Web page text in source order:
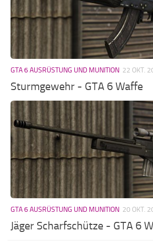
GTA 6 AUSRÜSTUNG UND MUNITION 22 OKT.
Sturmgewehr - GTA 6 Waffe
GTA 6 AUSRÜSTUNG UND MUNITION 20 OKT.
Jäger Scharfschütze - GTA 6